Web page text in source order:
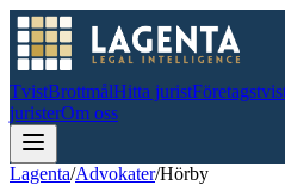
TvistBrottmålHitta jurist
juristerOm oss
Lagenta/Advokater/Hörby